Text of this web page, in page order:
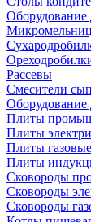
Оборудование
Рассевы
Смесители
Оборудование
Плиты
Плиты
Плиты
Плиты
Сковороды
Сковороды
Сковороды